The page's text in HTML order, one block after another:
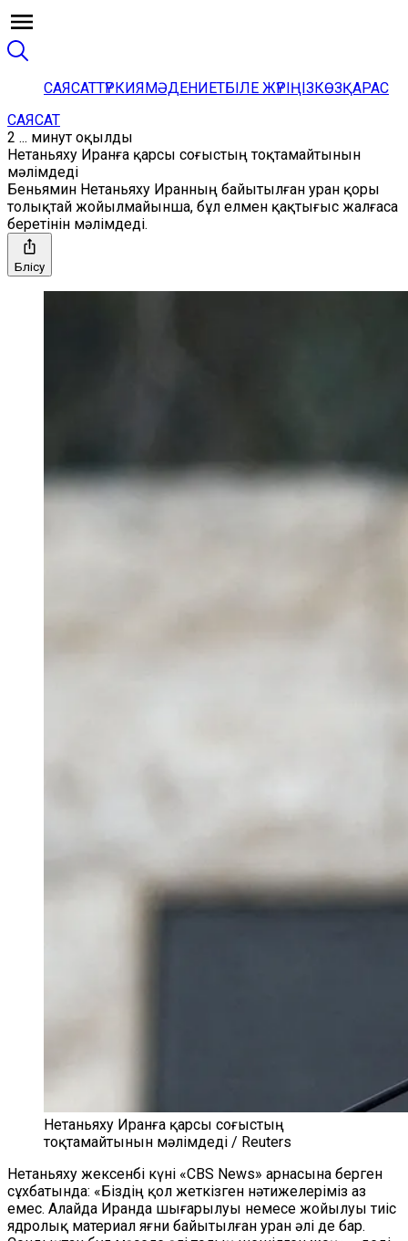
САЯСАТТҮРКИЯМӘДЕНИЕТБІЛЕ ЖҮРІҢІЗКӨЗҚАРАС
САЯСАТ
2 ... минут оқылды
Нетаньяху Иранға қарсы соғыстың тоқтамайтынын
мәлімдеді
Беньямин Нетаньяху Иранның байытылған уран қоры
толықтай жойылмайынша, бұл елмен қақтығыс жалғаса
беретінін мәлімдеді.
Бөлісу
Нетаньяху Иранға қарсы соғыстың
тоқтамайтынын мәлімдеді / Reuters
Нетаньяху жексенбі күні «CBS News» арнасына берген
сұхбатында: «Біздің қол жеткізген нәтижелеріміз аз
емес. Алайда Иранда шығарылуы немесе жойылуы тиіс
ядролық материал яғни байытылған уран әлі де бар.